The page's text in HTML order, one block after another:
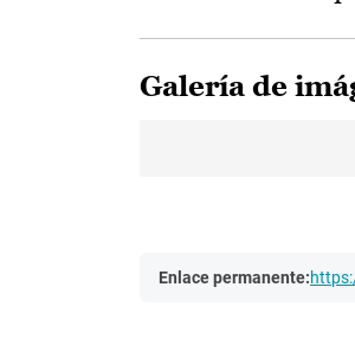
Galería de
Enlace permanente: